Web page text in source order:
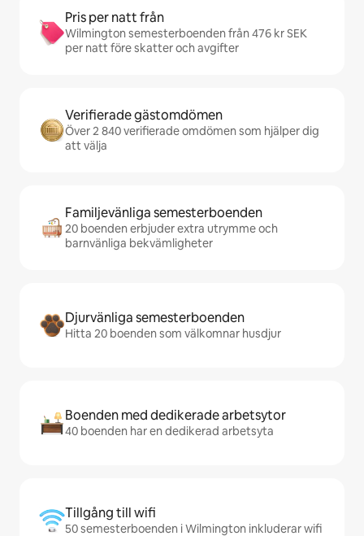
Pris per natt från
Wilmington semesterboenden från 476 kr SEK
per natt före skatter och avgifter
Verifierade gästomdömen
Över 2 840 verifierade omdömen som hjälper dig
att välja
Familjevänliga semesterboenden
20 boenden erbjuder extra utrymme och
barnvänliga bekvämligheter
Djurvänliga semesterboenden
Hitta 20 boenden som välkomnar husdjur
Boenden med dedikerade arbetsytor
40 boenden har en dedikerad arbetsyta
Tillgång till wifi
50 semesterboenden i Wilmington inkluderar wifi